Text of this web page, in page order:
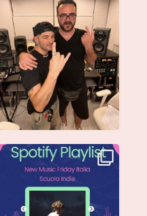
annunciare che
@moseofficial
Nuova Follia è finalmente
vostra e sta già